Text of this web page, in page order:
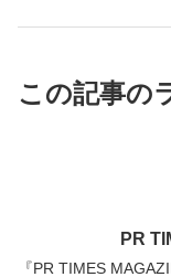
この記事の
PR
『PR TIMES